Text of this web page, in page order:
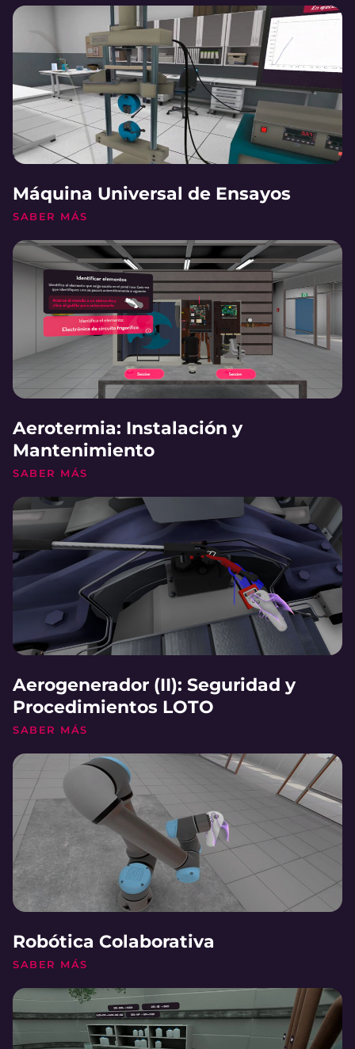
Máquina Universal de Ensayos
SABER MÁS
Aerotermia: Instalación y
Mantenimiento
SABER MÁS
Aerogenerador (II): Seguridad y
Procedimientos LOTO
SABER MÁS
Robótica Colaborativa
SABER MÁS